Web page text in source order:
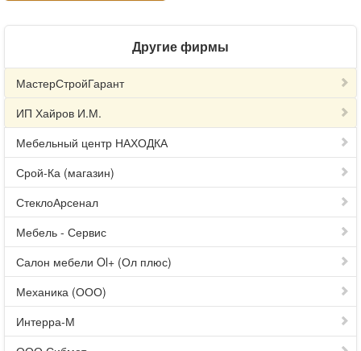
Другие фирмы
МастерСтройГарант
ИП Хайров И.М.
Мебельный центр НАХОДКА
Срой-Ка (магазин)
СтеклоАрсенал
Мебель - Сервис
Салон мебели Ol+ (Ол плюс)
Механика (ООО)
Интерра-М